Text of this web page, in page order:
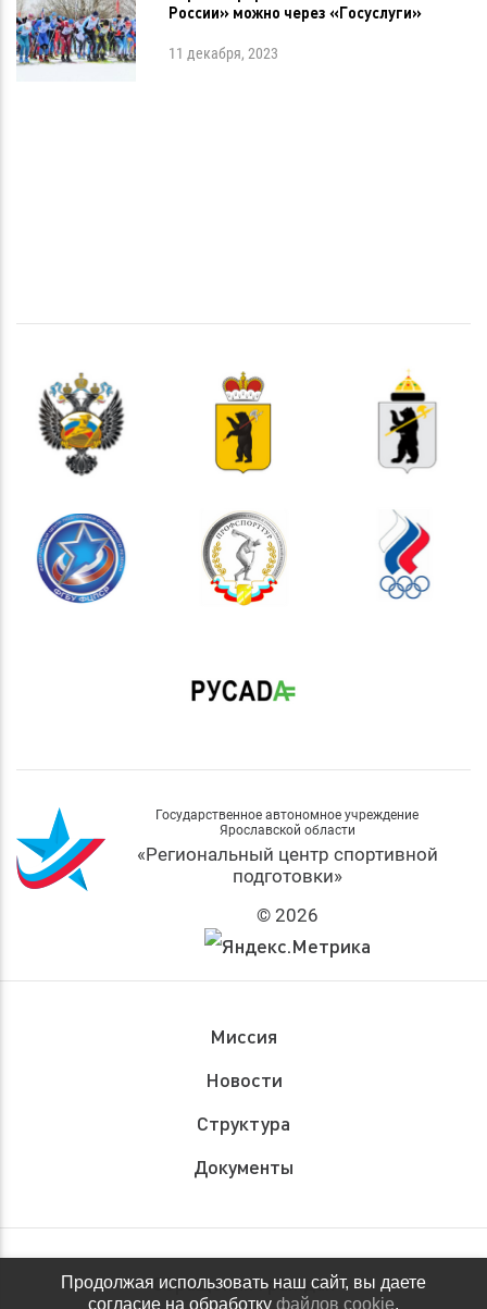
России» можно через «Госуслуги»
11 декабря, 2023
Государственное автономное учреждение
Ярославской области
«Региональный центр спортивной
подготовки»
© 2026
Миссия
Новости
Структура
Документы
Обращения граждан
Продолжая использовать наш сайт, вы даете
согласие на обработку файлов cookie,